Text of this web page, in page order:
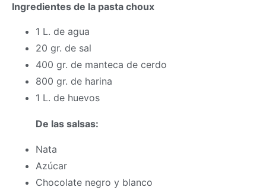
Ingredientes de la pasta choux
1 L. de agua
20 gr. de sal
400 gr. de manteca de cerdo
800 gr. de harina
1 L. de huevos
De las salsas:
Nata
Azúcar
Chocolate negro y blanco